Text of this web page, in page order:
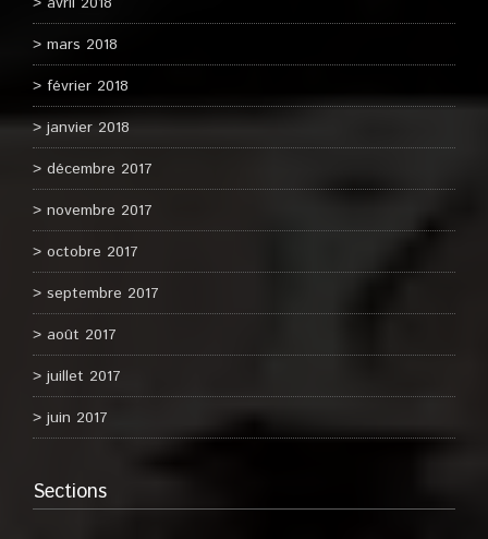
mars 2018
février 2018
janvier 2018
décembre 2017
novembre 2017
octobre 2017
septembre 2017
août 2017
juillet 2017
juin 2017
Sections